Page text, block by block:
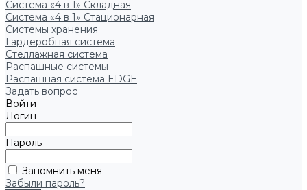
Система «4 в 1» Складная
Система «4 в 1» Стационарная
Системы хранения
Гардеробная система
Стеллажная система
Распашные системы
Распашная система EDGE
Задать вопрос
Войти
Логин
Пароль
Запомнить меня
Забыли пароль?